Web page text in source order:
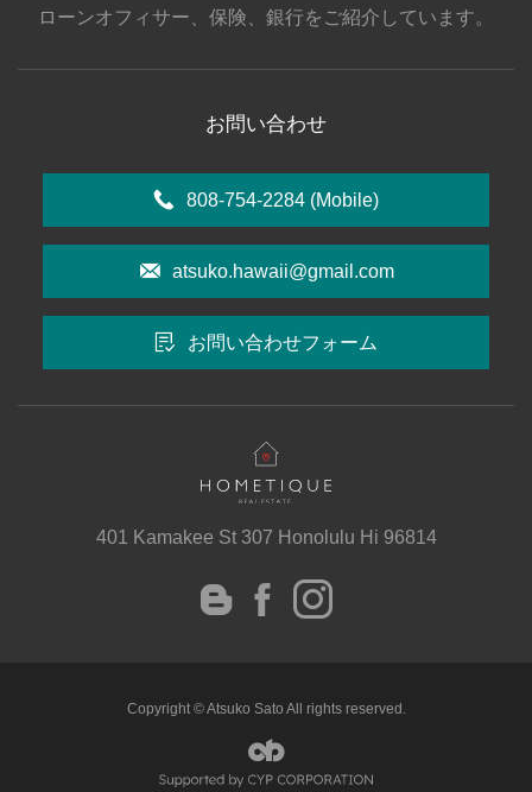
ローンオフィサー、保険、銀行をご紹介しています。
お問い合わせ
808-754-2284 (Mobile)
atsuko.hawaii@gmail.com
お問い合わせフォーム
401 Kamakee St 307 Honolulu Hi 96814
Blog Facebookinstagram
Copyright © Atsuko Sato All rights reserved.